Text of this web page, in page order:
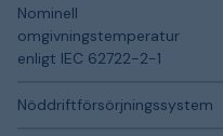
Nominell
omgivningstemperatur
enligt IEC 62722-2-1
Nöddriftförsörjningssystem